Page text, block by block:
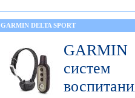
GARMIN DELTA SPORT
GARMIN